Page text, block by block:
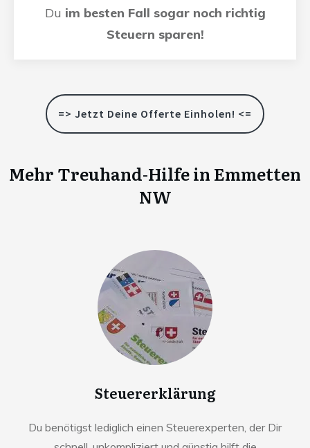
Du im besten Fall sogar noch richtig
Steuern sparen!
=> Jetzt Deine Offerte Einholen! <=
Mehr Treuhand-Hilfe in Emmetten
NW
Steuererklärung
Du benötigst lediglich einen Steuerexperten, der Dir